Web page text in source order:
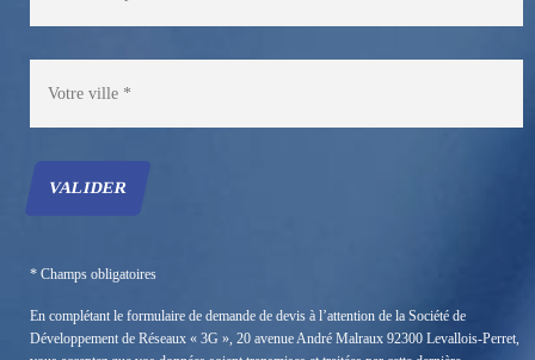
* Champs obligatoires
En complétant le formulaire de demande de devis à l’attention de la Société de
Développement de Réseaux « 3G », 20 avenue André Malraux 92300 Levallois-Perret,